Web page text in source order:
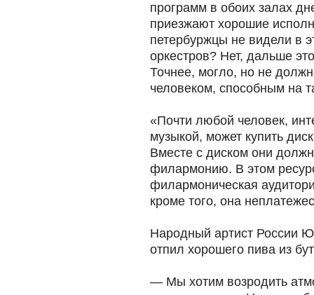
программ в обоих залах
приезжают хорошие
петербуржцы не видели в
оркестров? Нет, дальше
Точнее, могло, но не
человеком, способным на
«Почти любой человек,
музыкой, может купить
Вместе с диском они
филармонию. В этом
филармоническая
кроме того, она
Народный артист России
отпил хорошего пива из
— Мы хотим возродить